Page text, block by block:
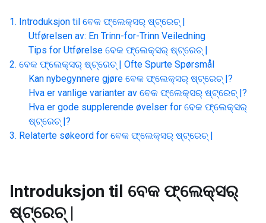
Introduksjon til ବେକ ଫ୍ଲେକ୍ସର୍ ଷ୍ଟ୍ରେଚ୍ |
Utførelsen av: En Trinn-for-Trinn Veiledning
Tips for Utførelse ବେକ ଫ୍ଲେକ୍ସର୍ ଷ୍ଟ୍ରେଚ୍ |
ବେକ ଫ୍ଲେକ୍ସର୍ ଷ୍ଟ୍ରେଚ୍ | Ofte Spurte Spørsmål
Kan nybegynnere gjøre ବେକ ଫ୍ଲେକ୍ସର୍ ଷ୍ଟ୍ରେଚ୍ |?
Hva er vanlige varianter av ବେକ ଫ୍ଲେକ୍ସର୍ ଷ୍ଟ୍ରେଚ୍ |?
Hva er gode supplerende øvelser for ବେକ ଫ୍ଲେକ୍ସର୍
ଷ୍ଟ୍ରେଚ୍ |?
Relaterte søkeord for ବେକ ଫ୍ଲେକ୍ସର୍ ଷ୍ଟ୍ରେଚ୍ |
Introduksjon til ବେକ ଫ୍ଲେକ୍ସର୍
ଷ୍ଟ୍ରେଚ୍ |